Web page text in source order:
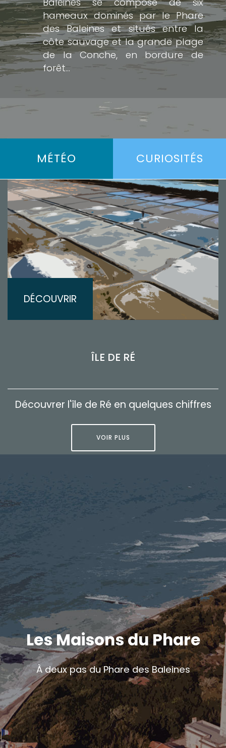
hameaux dominés par le Phare
des Baleines et situés entre la
côte sauvage et la grande plage
de la Conche, en bordure de
forêt...
MÉTÉO CURIOSITÉS
DÉCOUVRIR
ÎLE DE RÉ
Découvrer l'île de Ré en quelques chiffres
VOIR PLUS
Les Maisons du Phare
À deux pas du Phare des Baleines